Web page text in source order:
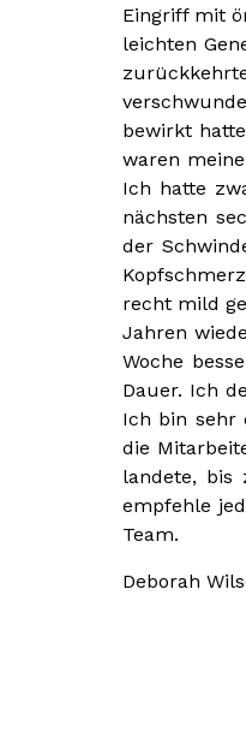
Eingriff mit
leichten
bewirkt
waren
Ich hatte
nächsten
der
recht mild
Jahren
Woche
Dauer. Ich
Ich bin sehr
die
landete, bis
empfehle
Team.
Deborah